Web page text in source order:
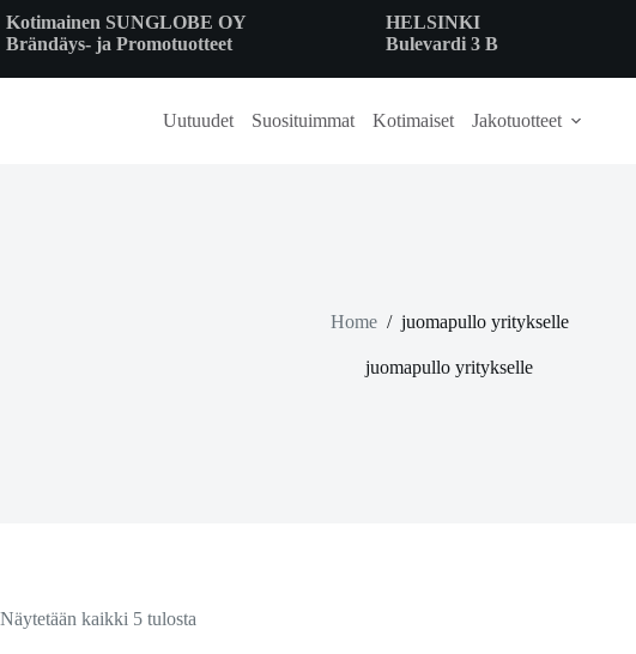
to
content
Kotimainen SUNGLOBE OY
Brändäys- ja Promotuotteet
HELSINKI
Bulevardi 3 B
Uutuudet Suosituimmat Kotimaiset Jakotuotteet
Home / juomapullo yritykselle
juomapullo yritykselle
Näytetään kaikki 5 tulosta